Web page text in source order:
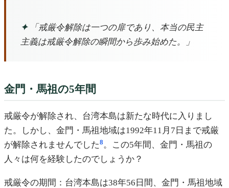
✦「戒厳令解除は一つの扉であり、本当の民主
主義は戒厳令解除の瞬間から歩み始めた。」
金門・馬祖の5年間
戒厳令が解除され、台湾本島は新たな時代に入りまし
た。しかし、金門・馬祖地域は1992年11月7日まで戒厳
が解除されませんでした8。この5年間、金門・馬祖の
人々は何を経験したのでしょうか？
戒厳令の期間：台湾本島は38年56日間、金門・馬祖地域